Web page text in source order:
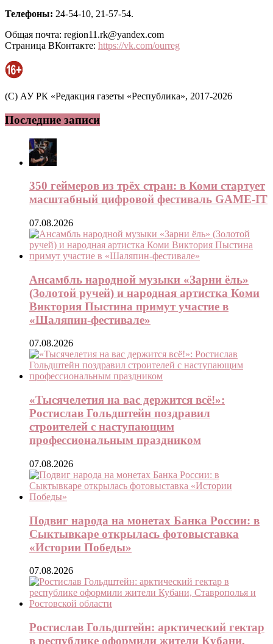
Телефоны: 24-54-10, 21-57-54.
Общая почта: region11.rk@yandex.com
Страница ВКонтакте: https://vk.com/ourreg
(C) АУ РК «Редакция газеты «Республика», 2017-2026
Последние записи
350 геймеров из трёх стран: в Коми стартует
масштабный цифровой фестиваль GAME-IT
07.08.2026
Ансамбль народной музыки «Зарни ёль»
(Золотой ручей) и народная артистка Коми
Виктория Пыстина примут участие в
«Шаляпин-фестивале»
07.08.2026
«Тысячелетия на вас держится всё!»:
Ростислав Гольдштейн поздравил
строителей с наступающим
профессиональным праздником
07.08.2026
Подвиг народа на монетах Банка России: в
Сыктывкаре открылась фотовыставка
«Истории Победы»
07.08.2026
Ростислав Гольдштейн: арктический гектар
в республике оформили жители Кубани,